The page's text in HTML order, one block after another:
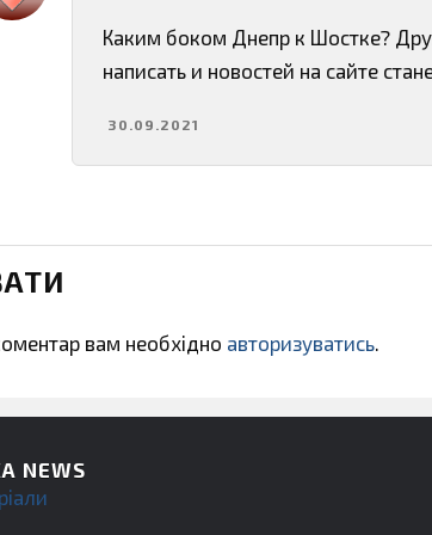
Каким боком Днепр к Шостке?
написать и новостей на сайте
30.09.2021
вам необхідно авторизуватись.
NEWS